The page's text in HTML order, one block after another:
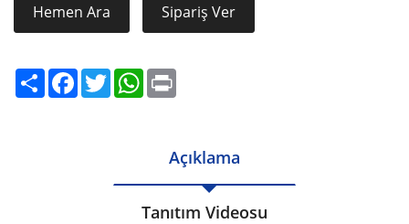
Hemen Ara Sipariş Ver
Share FacebookTwitterWhatsApp
Açıklama
Tanıtım Videosu